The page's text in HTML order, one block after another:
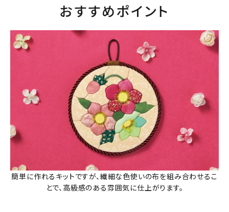
おすすめポイント
簡単に作れるキットですが、繊細な色使いの布を組み合わせるこ
とで、高級感のある雰囲気に仕上がります。